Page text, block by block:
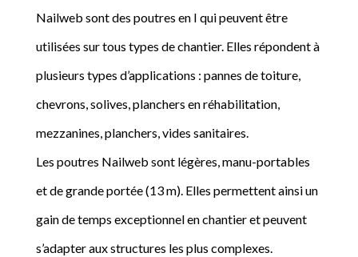
Nailweb sont des poutres en I qui peuvent être
utilisées sur tous types de chantier. Elles répondent à
plusieurs types d’applications : pannes de toiture,
chevrons, solives, planchers en réhabilitation,
mezzanines, planchers, vides sanitaires.
Les poutres Nailweb sont légères, manu-portables
et de grande portée (13 m). Elles permettent ainsi un
gain de temps exceptionnel en chantier et peuvent
s’adapter aux structures les plus complexes.